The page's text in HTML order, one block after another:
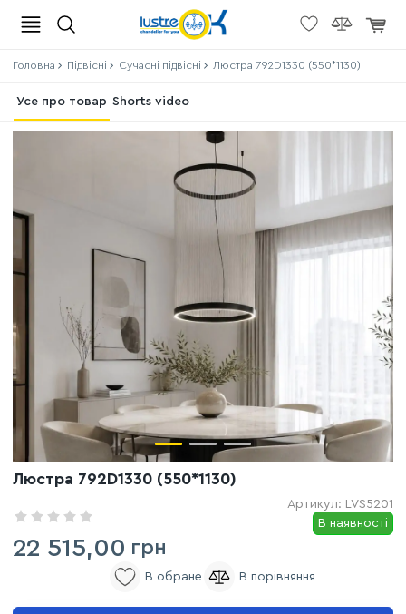
Головна Підвісні Сучасні підвісні Люстра 792D1330 (550*1130)
Усе про товар Shorts video
Люстра 792D1330 (550*1130)
Артикул: LVS5201
В наявності
22 515,00 грн